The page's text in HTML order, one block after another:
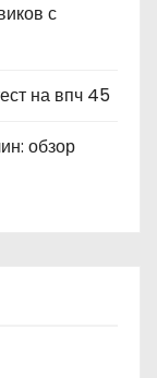
с
на впч 45
обзор